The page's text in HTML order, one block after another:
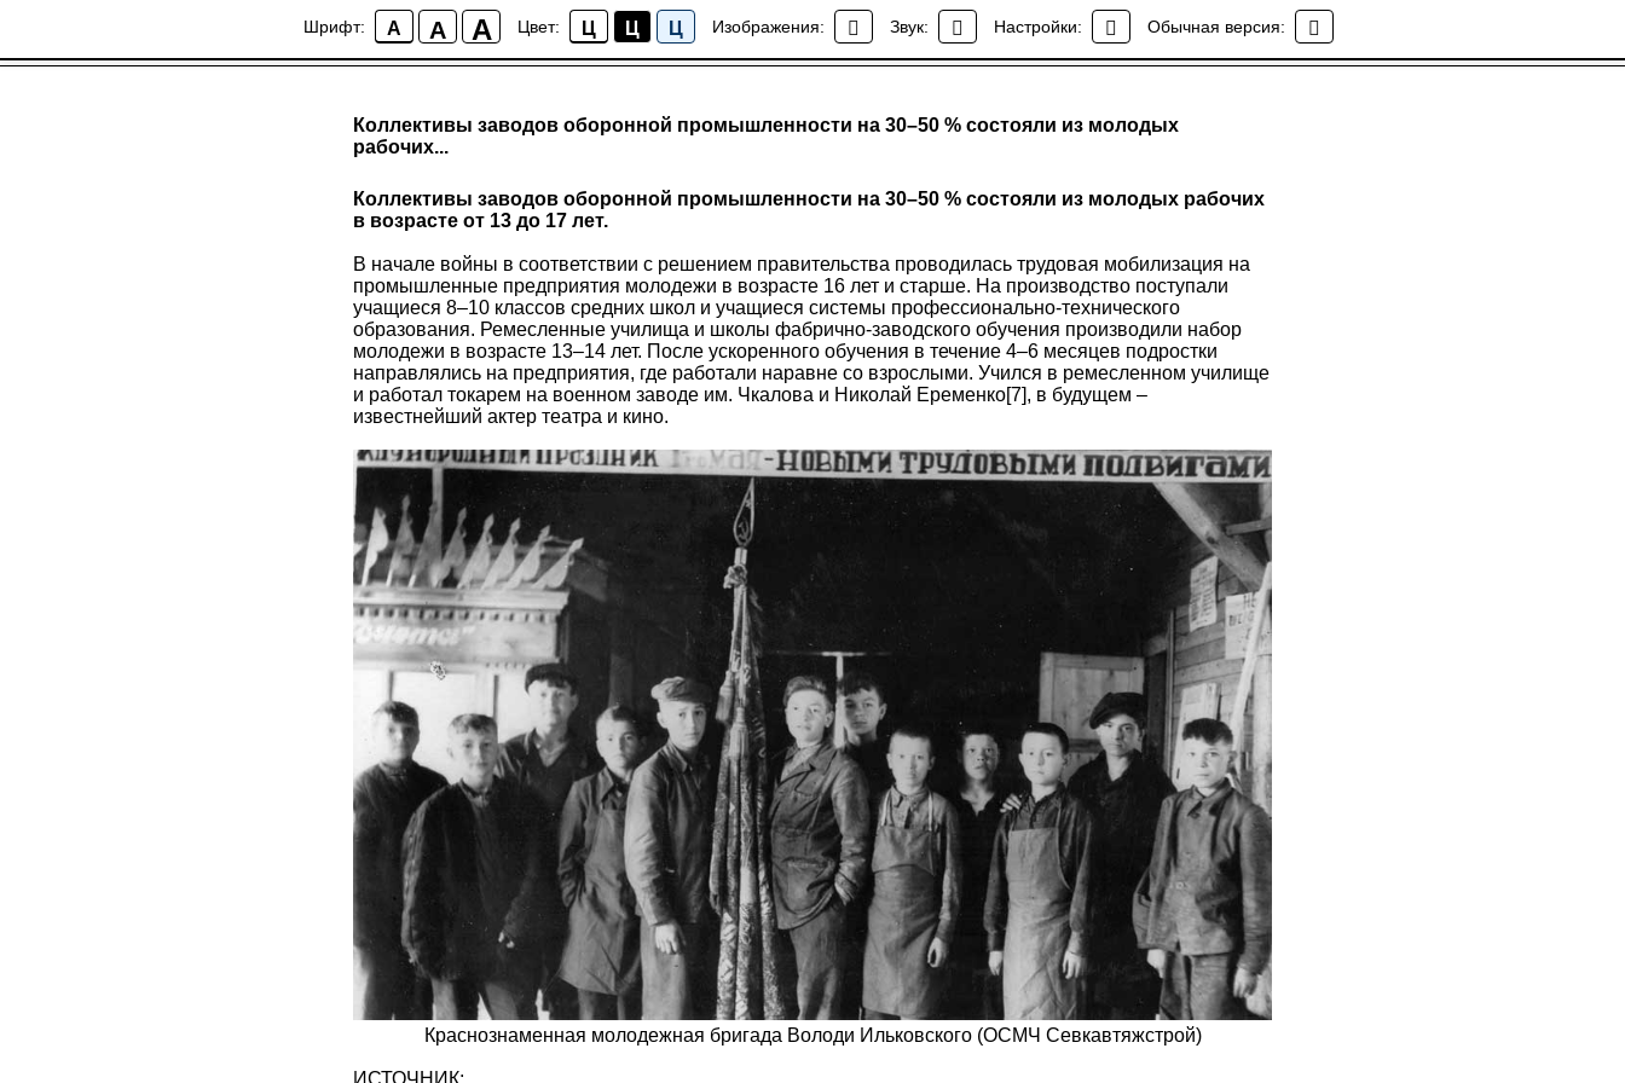
Шрифт: A A A Цвет: Ц Ц Ц Изображения: Звук: Настройки: Обычная версия:
Все факты
Коллективы заводов оборонной промышленности на 30–50 % состояли из молодых
рабочих...
Коллективы заводов оборонной промышленности на 30–50 % состояли из молодых рабочих
в возрасте от 13 до 17 лет.
В начале войны в соответствии с решением правительства проводилась трудовая мобилизация на
промышленные предприятия молодежи в возрасте 16 лет и старше. На производство поступали
учащиеся 8–10 классов средних школ и учащиеся системы профессионально-технического
образования. Ремесленные училища и школы фабрично-заводского обучения производили набор
молодежи в возрасте 13–14 лет. После ускоренного обучения в течение 4–6 месяцев подростки
направлялись на предприятия, где работали наравне со взрослыми. Учился в ремесленном училище
и работал токарем на военном заводе им. Чкалова и Николай Еременко[7], в будущем –
известнейший актер театра и кино.
Краснознаменная молодежная бригада Володи Ильковского (ОСМЧ Севкавтяжстрой)
ИСТОЧНИК: